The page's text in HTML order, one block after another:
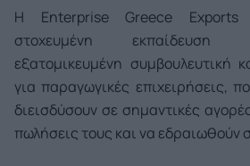
Η Enterprise Greece Exports
στοχευμένη εκπαίδευση
εξατομικευμένη συμβουλευτική
για παραγωγικές επιχειρήσεις,
διεισδύσουν σε σημαντικές
πωλήσεις τους και να εδραιωθούν